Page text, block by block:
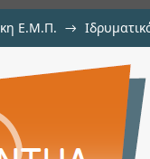
Ε.Μ.Π. →
for